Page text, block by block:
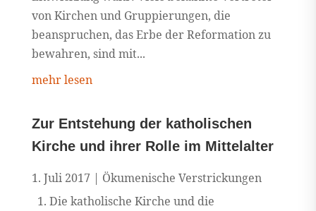
von Kirchen und Gruppierungen, die
beanspruchen, das Erbe der Reformation zu
bewahren, sind mit...
mehr lesen
Zur Entstehung der katholischen
Kirche und ihrer Rolle im Mittelalter
1. Juli 2017 | Ökumenische Verstrickungen
1. Die katholische Kirche und die